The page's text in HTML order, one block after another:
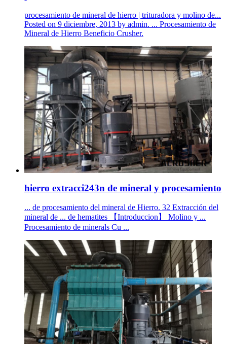
procesamiento de mineral de hierro | trituradora y molino de...
Posted on 9 diciembre, 2013 by admin. ... Procesamiento de
Mineral de Hierro Beneficio Crusher.
hierro extracci243n de mineral y procesamiento
... de procesamiento del mineral de Hierro. 32 Extracción del
mineral de ... de hematites 【Introduccion】 Molino y ...
Procesamiento de minerals Cu ...